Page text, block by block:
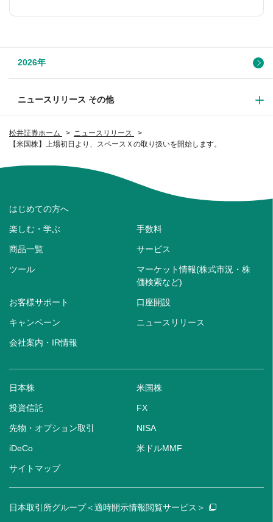
松井証券ホーム
ニュースリリース
【米国株】上場初日より、スペースＸの取り扱いを開始します。
2026年
ニュースリリース その他
はじめての方へ
楽しむ・学ぶ 手数料
商品一覧 サービス
ツール
マーケット情報(株式市況・株
価検索など)
お客様サポート 口座開設
キャンペーン ニュースリリース
会社案内・IR情報
日本株 米国株
投資信託 FX
先物・オプション取引 NISA
iDeCo 米ドルMMF
サイトマップ
日本取引所グループ＜適時開示情報閲覧サービス＞